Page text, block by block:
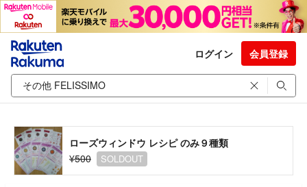
ログイン 会員登録
ローズウィンドウ レシピ のみ９種類
¥500
SOLDOUT